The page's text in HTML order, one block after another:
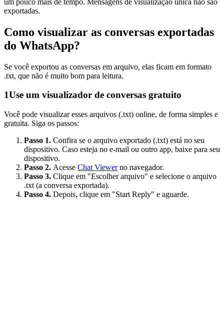
exportadas.
Como visualizar as conversas exportadas
do WhatsApp?
Se você exportou as conversas em arquivo, elas ficam em formato
.txt, que não é muito bom para leitura.
1Use um visualizador de conversas gratuito
Você pode visualizar esses arquivos (.txt) online, de forma simples e
gratuita. Siga os passos:
Passo 1. Confira se o arquivo exportado (.txt) está no seu
dispositivo. Caso esteja no e-mail ou outro app, baixe para seu
dispositivo.
Passo 2. Acesse Chat Viewerno navegador.
Passo 3. Clique em "Escolher arquivo" e selecione o arquivo
.txt (a conversa exportada).
Passo 4. Depois, clique em "Start Reply" e aguarde.